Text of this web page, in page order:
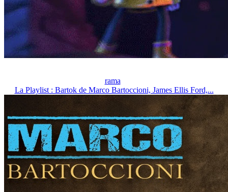
rama
La Playlist : Bartok de Marco Bartoccioni, James Ellis Ford,...